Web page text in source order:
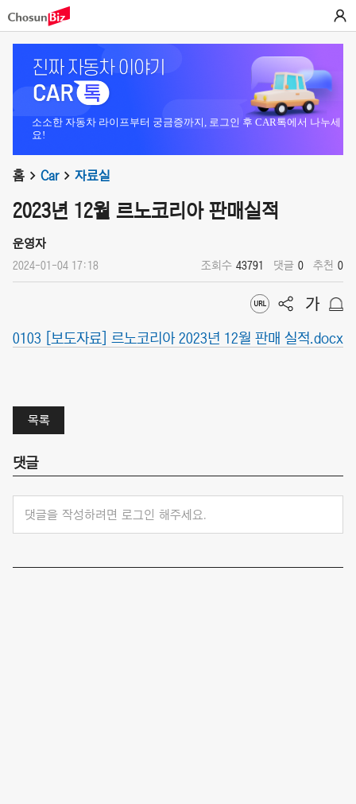
소소한 자동차 라이프부터 궁금증까지, 로그인 후 CAR톡에서 나누세
요!
홈 Car 자료실
2023년 12월 르노코리아 판매실적
운영자
2024-01-04 17:18 조회수 43791 댓글 0 추천 0
0103 [보도자료] 르노코리아 2023년 12월 판매 실적.docx
목록
댓글
댓글을 작성하려면 로그인 해주세요.